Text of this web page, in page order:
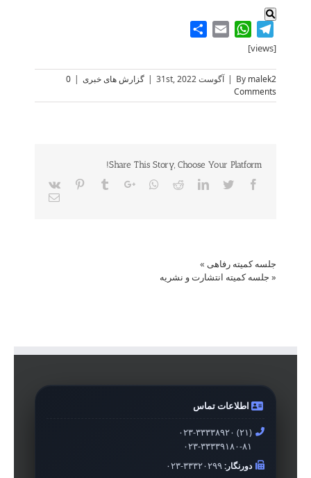
Telegram
WhatsApp
Email
[views]
By malek2
| آگوست 31st, 2022 | گزارش های خبری |
0
Comments
Share This Story, Choose Your Platform!
Facebook
Twitter
LinkedIn
Reddit
Whatsapp
Google+
Tumblr
Pinterest
Vk
Email
جلسه کمیته رفاهی »
« جلسه کمیته انتشارت و نشریه
اطلاعات تماس
۰۲۳-۳۳۳۳۸۹۲۰ (۲۱)
۰۲۳-۳۳۳۳۹۱۸۰-۸۱
دورنگار:۰۲۳-۳۳۳۲۰۲۹۹